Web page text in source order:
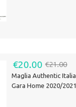
€20.00 €21.00
Maglia Authentic Italia
Gara Home 2020/2021